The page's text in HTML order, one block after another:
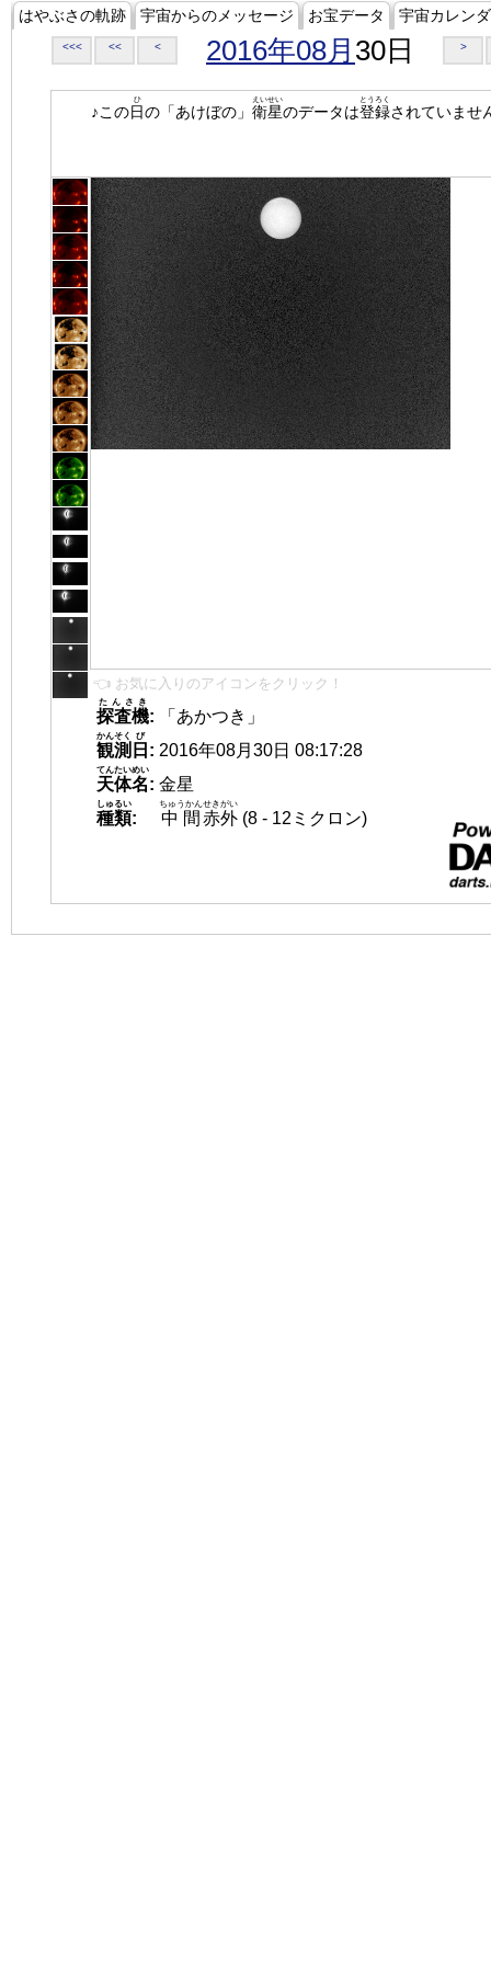
はやぶさの軌跡 宇宙からのメッセージ お宝データ 宇宙カレン
<<< << < 2016年08月 30日 >
♪この日
ひ
の「あけぼの」 衛星
えいせい
のデータは登録
とうろく
されていませ
👈 お気に入りのアイコンをクリック！
探査機
たんさき
:
「あかつき」
観測
かんそく
日
び
: 2016年08月30日 08:17:28
天体名
てんたいめい
: 金星
種類
しゅるい
: 中間
ちゅうかん
赤外
せきがい
(8 - 12ミクロン)